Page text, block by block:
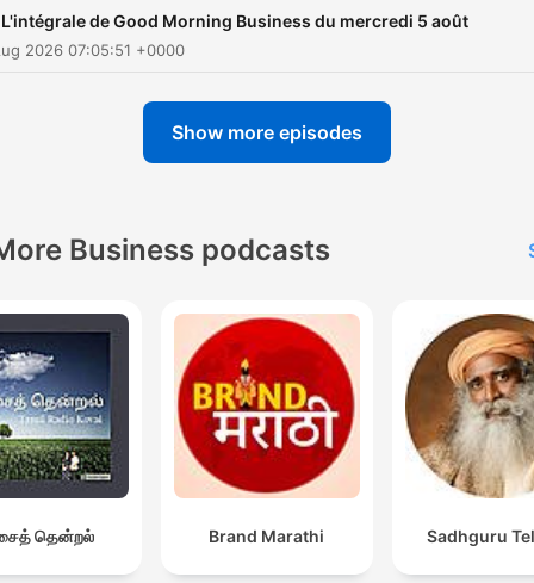
L'intégrale de Good Morning Business du mercredi 5 août
2026 07:05:51 +0000
Show more episodes
Business podcasts
தென்றல் Brand Marathi Sadhguru